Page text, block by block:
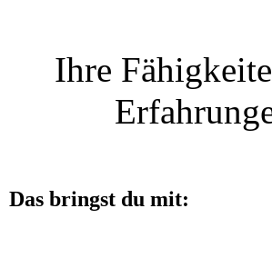
Ihre
Das bringst du mit: